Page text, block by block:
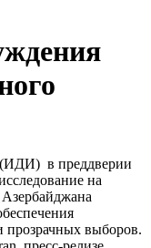
(ИДИ) в преддверии
на
Азербайджана
прозрачных выборов.